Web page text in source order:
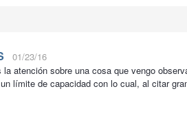
01/23/16
atención sobre una cosa que vengo
límite de capacidad con lo cual, al citar